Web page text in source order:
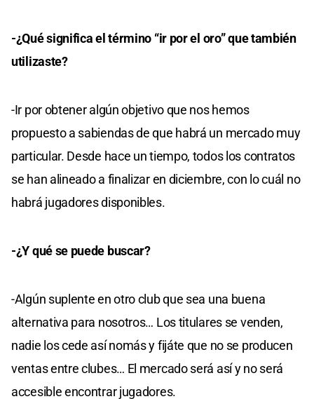
-¿Qué significa el término “ir por el oro” que también
utilizaste?
-Ir por obtener algún objetivo que nos hemos
propuesto a sabiendas de que habrá un mercado muy
particular. Desde hace un tiempo, todos los contratos
se han alineado a finalizar en diciembre, con lo cuál no
habrá jugadores disponibles.
-¿Y qué se puede buscar?
-Algún suplente en otro club que sea una buena
alternativa para nosotros… Los titulares se venden,
nadie los cede así nomás y fijáte que no se producen
ventas entre clubes… El mercado será así y no será
accesible encontrar jugadores.